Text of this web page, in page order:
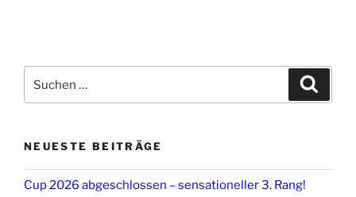
nach:
NEUESTE BEITRÄGE
Cup 2026 abgeschlossen – sensationeller 3. Rang!